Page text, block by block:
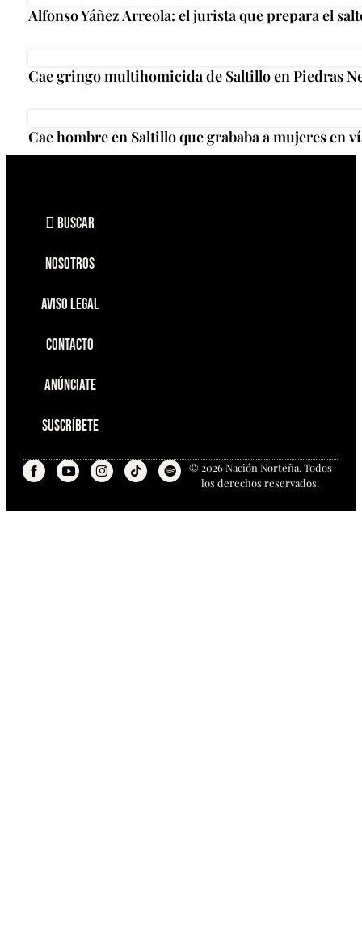
Alfonso Yáñez Arreola: el jurista que prepara el
Cae gringo multihomicida de Saltillo en Piedras
Cae hombre en Saltillo que grababa a mujeres en
Buscar
Nosotros
Aviso Legal
Contacto
Anúnciate
Suscríbete
© 2026 Nación Norteña. Todos
los derechos reservados.